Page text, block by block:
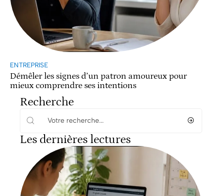
ENTREPRISE
Démêler les signes d’un patron amoureux pour
mieux comprendre ses intentions
Recherche
Les dernières lectures